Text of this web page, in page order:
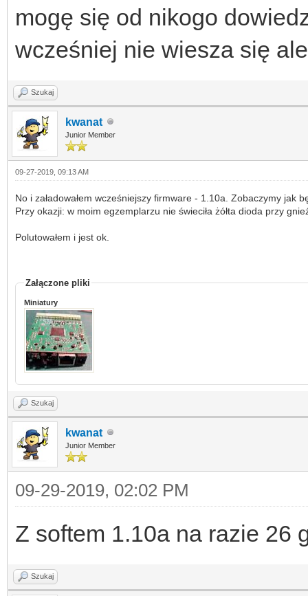
mogę się od nikogo
wcześniej nie wiesza się
Szukaj
kwanat
Junior Member
09-27-2019, 09:13 AM
No i załadowałem wcześniejszy firmware - 1.10a. Zobaczymy jak
Przy okazji: w moim egzemplarzu nie świeciła żółta dioda przy
Polutowałem i jest ok.
Załączone pliki
Miniatury
Szukaj
kwanat
Junior Member
09-29-2019, 02:02 PM
Z softem 1.10a na razie 26
Szukaj